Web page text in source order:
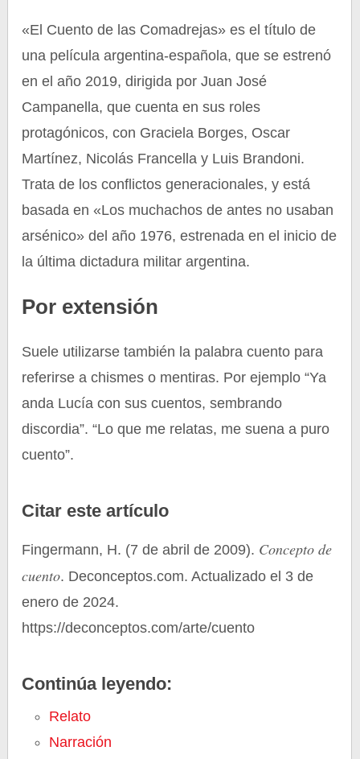
«El Cuento de las Comadrejas» es el título de
una película argentina-española, que se estrenó
en el año 2019, dirigida por Juan José
Campanella, que cuenta en sus roles
protagónicos, con Graciela Borges, Oscar
Martínez, Nicolás Francella y Luis Brandoni.
Trata de los conflictos generacionales, y está
basada en «Los muchachos de antes no usaban
arsénico» del año 1976, estrenada en el inicio de
la última dictadura militar argentina.
Por extensión
Suele utilizarse también la palabra cuento para
referirse a chismes o mentiras. Por ejemplo “Ya
anda Lucía con sus cuentos, sembrando
discordia”. “Lo que me relatas, me suena a puro
cuento”.
Citar este artículo
Fingermann, H. (7 de abril de 2009). Concepto de
cuento. Deconceptos.com. Actualizado el 3 de
enero de 2024.
https://deconceptos.com/arte/cuento
Continúa leyendo:
Relato
Narración